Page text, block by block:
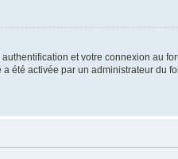
et votre connexion au
été activée par un administrateur du